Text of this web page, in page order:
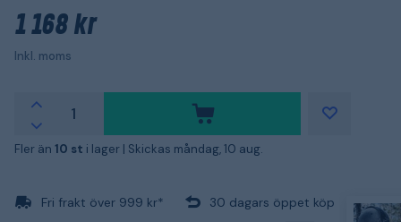
1 168 kr
Inkl. moms
Fler än 10 st i lager | Skickas måndag, 10 aug.
Fri frakt över 999 kr* 30 dagars öppet köp